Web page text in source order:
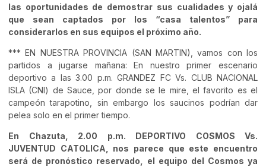
las oportunidades de demostrar sus cualidades y ojalá
que sean captados por los “casa talentos” para
considerarlos en sus equipos el próximo año.
*** EN NUESTRA PROVINCIA (SAN MARTIN), vamos con los
partidos a jugarse mañana: En nuestro primer escenario
deportivo a las 3.00 p.m. GRANDEZ FC Vs. CLUB NACIONAL
ISLA (CNI) de Sauce, por donde se le mire, el favorito es el
campeón tarapotino, sin embargo los saucinos podrían dar
pelea solo en el primer tiempo.
En Chazuta, 2.00 p.m. DEPORTIVO COSMOS Vs.
JUVENTUD CATOLICA, nos parece que este encuentro
será de pronóstico reservado, el equipo del Cosmos ya